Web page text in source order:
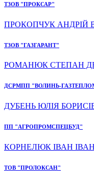
ТЗОВ "ПРОКСАР"
ПРОКОПЧУК АНДРІЙ
ТЗОВ "ГАЗГАРАНТ"
РОМАНЮК СТЕПАН
ДСРМПП "ВОЛИНЬ-
ДУБЕНЬ ЮЛІЯ
ПП "АГРОПРОМСПЕЦБУД"
КОРНЕЛЮК ІВАН
ТОВ "ПРОЛОКСАН"